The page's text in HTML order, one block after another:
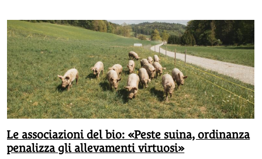
Le associazioni del bio: «Peste suina, ordinanza
penalizza gli allevamenti virtuosi»